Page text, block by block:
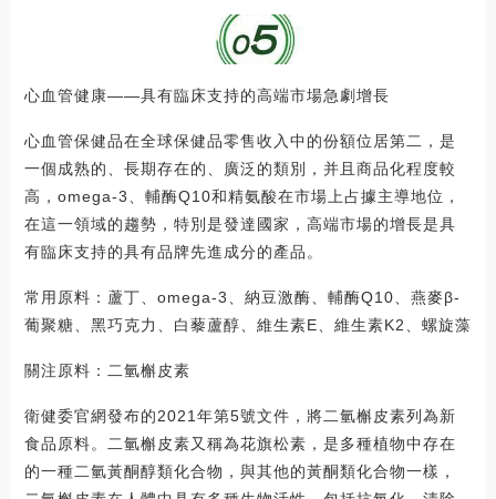
心血管健康——具有臨床支持的高端市場急劇增長
心血管保健品在全球保健品零售收入中的份額位居第二，是
一個成熟的、長期存在的、廣泛的類別，并且商品化程度較
高，omega-3、輔酶Q10和精氨酸在市場上占據主導地位，
在這一領域的趨勢，特別是發達國家，高端市場的增長是具
有臨床支持的具有品牌先進成分的產品。
常用原料：蘆丁、omega-3、納豆激酶、輔酶Q10、燕麥β-
葡聚糖、黑巧克力、白藜蘆醇、維生素E、維生素K2、螺旋藻
關注原料：二氫槲皮素
衛健委官網發布的2021年第5號文件，將二氫槲皮素列為新
食品原料。二氫槲皮素又稱為花旗松素，是多種植物中存在
的一種二氫黃酮醇類化合物，與其他的黃酮類化合物一樣，